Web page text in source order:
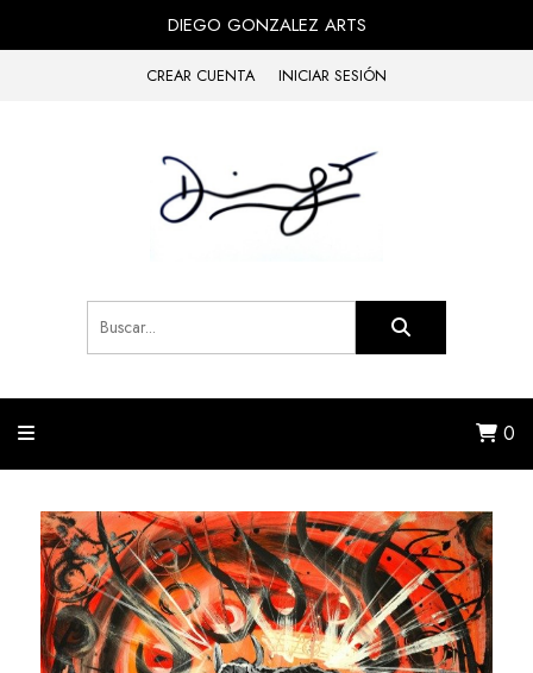
DIEGO GONZALEZ ARTS
CREAR CUENTA INICIAR SESIÓN
0